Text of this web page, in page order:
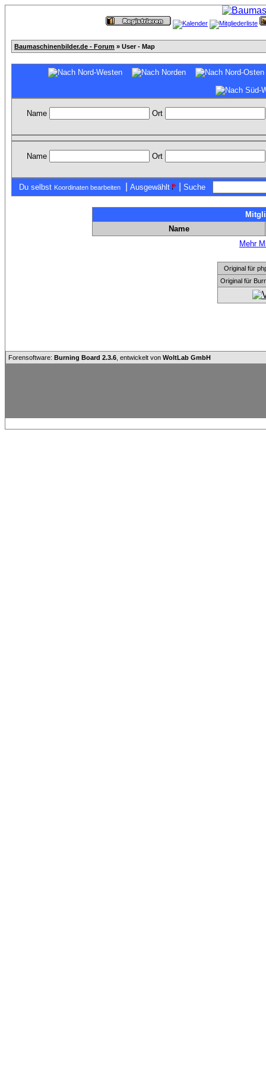
Baumaschinenbilder.de - Forum » User - Map
Name Ort
Name Ort
Du selbst Koordinaten bearbeiten Ausgewählt | Suche
Name
Mehr
Original für
Original für
Forensoftware: Burning Board 2.3.6 , entwickelt von WoltLab GmbH